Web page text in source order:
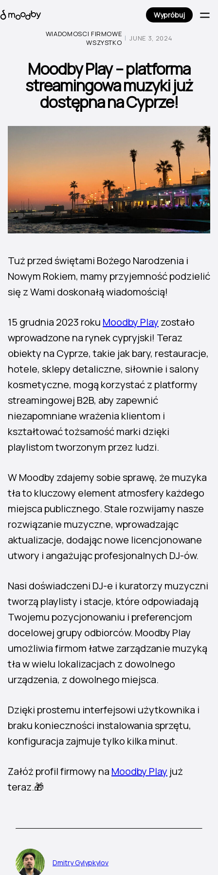
Wypróbuj
WIADOMOSCI FIRMOWE
WSZYSTKO
JUNE 3, 2024
Moodby Play – platforma
streamingowa muzyki już
dostępna na Cyprze!
Tuż przed świętami Bożego Narodzenia i
Nowym Rokiem, mamy przyjemność podzielić
się z Wami doskonałą wiadomością!
15 grudnia 2023 roku Moodby Play zostało
wprowadzone na rynek cypryjski! Teraz
obiekty na Cyprze, takie jak bary, restauracje,
hotele, sklepy detaliczne, siłownie i salony
kosmetyczne, mogą korzystać z platformy
streamingowej B2B, aby zapewnić
niezapomniane wrażenia klientom i
kształtować tożsamość marki dzięki
playlistom tworzonym przez ludzi.
W Moodby zdajemy sobie sprawę, że muzyka
tła to kluczowy element atmosfery każdego
miejsca publicznego. Stale rozwijamy nasze
rozwiązanie muzyczne, wprowadzając
aktualizacje, dodając nowe licencjonowane
utwory i angażując profesjonalnych DJ-ów.
Nasi doświadczeni DJ-e i kuratorzy muzyczni
tworzą playlisty i stacje, które odpowiadają
Twojemu pozycjonowaniu i preferencjom
docelowej grupy odbiorców. Moodby Play
umożliwia firmom łatwe zarządzanie muzyką
tła w wielu lokalizacjach z dowolnego
urządzenia, z dowolnego miejsca.
Dzięki prostemu interfejsowi użytkownika i
braku konieczności instalowania sprzętu,
konfiguracja zajmuje tylko kilka minut.
Załóż profil firmowy na Moodby Play już
teraz.🎁
Dmitry Gylypkylov